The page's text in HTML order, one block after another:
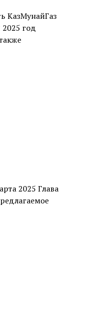
КазМунайГаз
2025 год
2025 Глава